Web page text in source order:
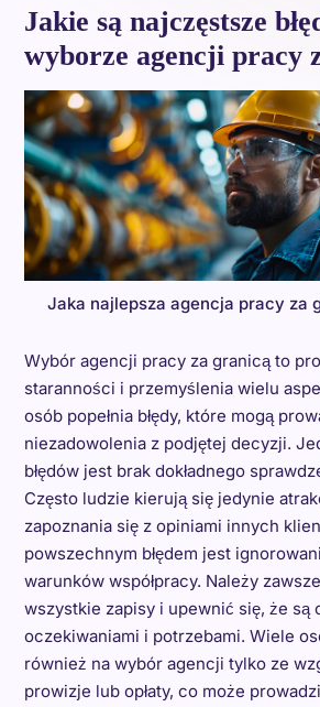
Jakie są najczęstsze
wyborze agencji pracy
Jaka najlepsza agencja pracy za
Wybór agencji pracy za granicą to
staranności i przemyślenia wielu
osób popełnia błędy, które mogą
niezadowolenia z podjętej decyzji.
błędów jest brak dokładnego
Często ludzie kierują się jedynie
zapoznania się z opiniami innych
powszechnym błędem jest
warunków współpracy. Należy
wszystkie zapisy i upewnić się, że są
oczekiwaniami i potrzebami. Wiele
również na wybór agencji tylko ze
prowizje lub opłaty, co może